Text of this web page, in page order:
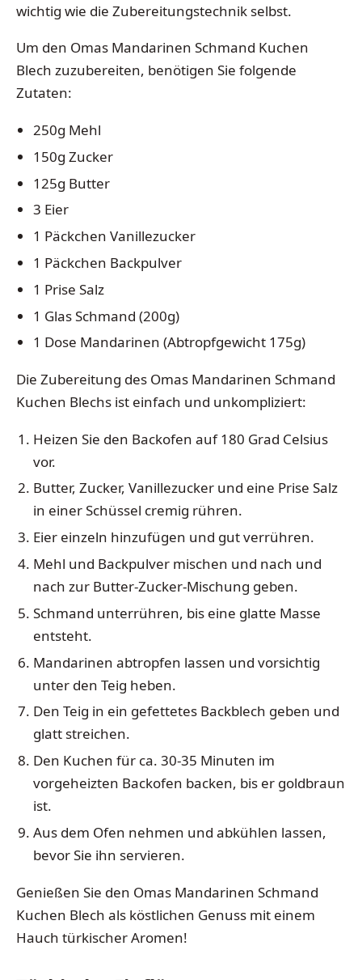
wichtig wie die Zubereitungstechnik selbst.
Um den Omas Mandarinen Schmand Kuchen
Blech zuzubereiten, benötigen Sie folgende
Zutaten:
250g Mehl
150g Zucker
125g Butter
3 Eier
1 Päckchen Vanillezucker
1 Päckchen Backpulver
1 Prise Salz
1 Glas Schmand (200g)
1 Dose Mandarinen (Abtropfgewicht 175g)
Die Zubereitung des Omas Mandarinen Schmand
Kuchen Blechs ist einfach und unkompliziert:
Heizen Sie den Backofen auf 180 Grad Celsius
vor.
Butter, Zucker, Vanillezucker und eine Prise Salz
in einer Schüssel cremig rühren.
Eier einzeln hinzufügen und gut verrühren.
Mehl und Backpulver mischen und nach und
nach zur Butter-Zucker-Mischung geben.
Schmand unterrühren, bis eine glatte Masse
entsteht.
Mandarinen abtropfen lassen und vorsichtig
unter den Teig heben.
Den Teig in ein gefettetes Backblech geben und
glatt streichen.
Den Kuchen für ca. 30-35 Minuten im
vorgeheizten Backofen backen, bis er goldbraun
ist.
Aus dem Ofen nehmen und abkühlen lassen,
bevor Sie ihn servieren.
Genießen Sie den Omas Mandarinen Schmand
Kuchen Blech als köstlichen Genuss mit einem
Hauch türkischer Aromen!